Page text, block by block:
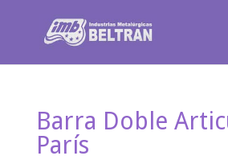
Barra Doble
París